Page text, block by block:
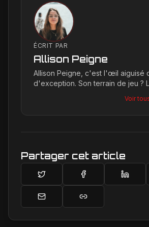
ÉCRIT PAR
Allison Peigne
Allison Peigne, c'est l'œil aiguisé
d'exception. Son terrain de jeu ?
une passion contagieuse les
créations, notamment chez
Voir
Partager cet article